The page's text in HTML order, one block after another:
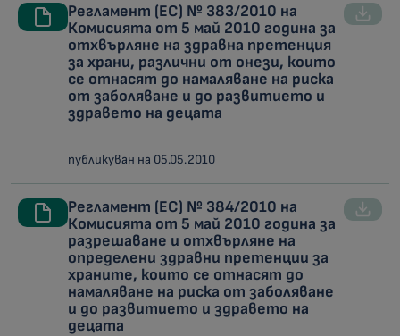
Регламент (ЕС) № 383/2010 на
Комисията от 5 май 2010 година за
отхвърляне на здравна претенция
за храни, различни от онези, които
се отнасят до намаляване на риска
от заболяване и до развитието и
здравето на децата
публикуван на 05.05.2010
Регламент (ЕС) № 384/2010 на
Комисията от 5 май 2010 година за
разрешаване и отхвърляне на
определени здравни претенции за
храните, които се отнасят до
намаляване на риска от заболяване
и до развитието и здравето на
децата